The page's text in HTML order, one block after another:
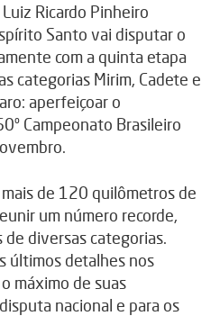
Ricardo Pinheiro
Santo vai disputar o
com a quinta etapa
categorias Mirim, Cadete e
aperfeiçoar o
Campeonato Brasileiro
de 120 quilômetros de
um número recorde,
diversas categorias.
últimos detalhes nos
máximo de suas
nacional e para os